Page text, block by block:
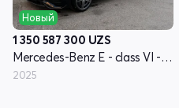
Новый
1 350 587 300 UZS
Mercedes-Benz E - class VI - поколение (W214, S214)
2025